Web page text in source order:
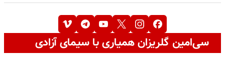
سی‌امین گلریزان همیاری با سیمای آزادی